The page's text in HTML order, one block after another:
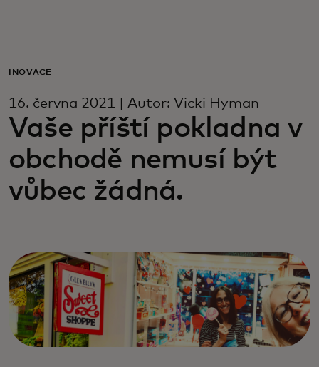
Pro firmy
Pro svět
Pro inovátory
INOVACE
16. června 2021 | Autor: Vicki Hyman
Vaše příští pokladna v
obchodě nemusí být
vůbec žádná.